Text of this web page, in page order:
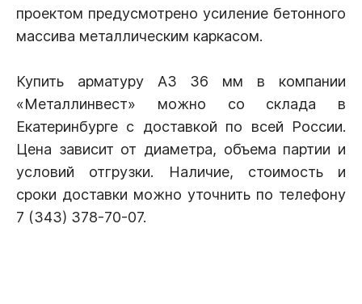
проектом предусмотрено усиление бетонного
массива металлическим каркасом.
Купить арматуру А3 36 мм в компании
«Металлинвест» можно со склада в
Екатеринбурге с доставкой по всей России.
Цена зависит от диаметра, объема партии и
условий отгрузки. Наличие, стоимость и
сроки доставки можно уточнить по телефону
7 (343) 378-70-07.